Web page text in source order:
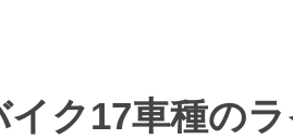
ク17車種の